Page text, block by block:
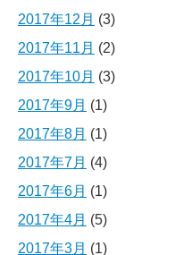
2017年12月 (3)
2017年11月 (2)
2017年10月 (3)
2017年9月 (1)
2017年8月 (1)
2017年7月 (4)
2017年6月 (1)
2017年4月 (5)
2017年3月 (1)